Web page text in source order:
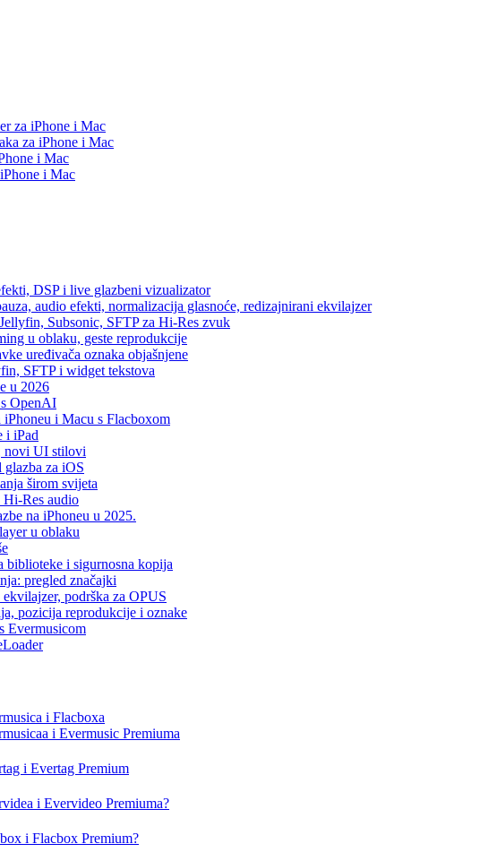
za iPhone i Mac
za iPhone i Mac
i Mac
i Mac
DSP i live glazbeni vizualizator
audio efekti, normalizacija glasnoće, redizajnirani ekvilajzer
Subsonic, SFTP za Hi-Res zvuk
u oblaku, geste reprodukcije
uređivača oznaka objašnjene
SFTP i widget tekstova
u 2026
OpenAI
i Macu s Flacboxom
i iPad
novi UI stilovi
za iOS
širom svijeta
Res audio
na iPhoneu u 2025.
u oblaku
biblioteke i sigurnosna kopija
pregled značajki
podrška za OPUS
pozicija reprodukcije i oznake
Evermusicom
i Flacboxa
i Evermusic Premiuma
i Evertag Premium
i Evervideo Premiuma?
i Flacbox Premium?